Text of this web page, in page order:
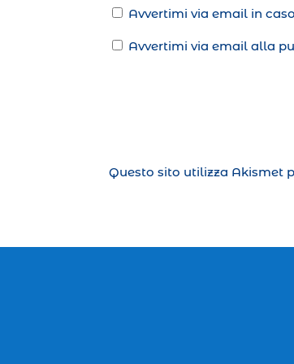
Avvertimi via email in
Avvertimi via email alla
Questo sito utilizza Akismet